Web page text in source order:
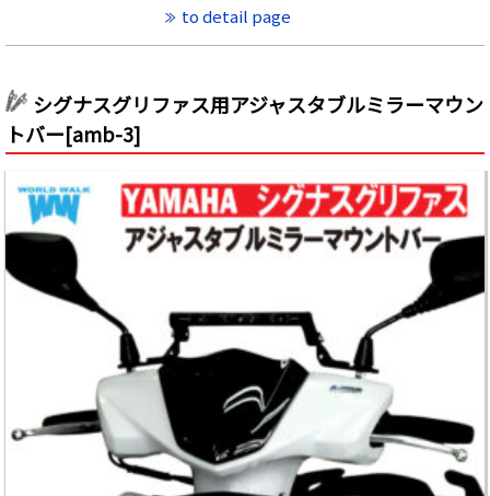
to detail page
シグナスグリファス用アジャスタブルミラーマウン
トバー[amb-3]